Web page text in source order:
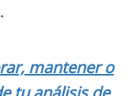
mantener o